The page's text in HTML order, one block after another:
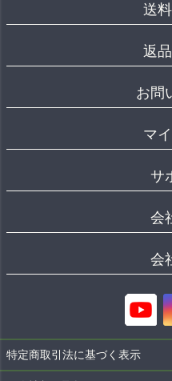
送
返
お問
マ
サ
会
会
特定商取引法に基づく表示